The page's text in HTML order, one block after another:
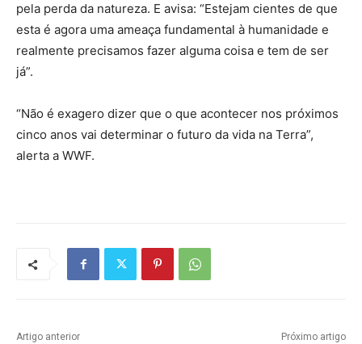
pela perda da natureza. E avisa: “Estejam cientes de que
esta é agora uma ameaça fundamental à humanidade e
realmente precisamos fazer alguma coisa e tem de ser
já”.
“Não é exagero dizer que o que acontecer nos próximos
cinco anos vai determinar o futuro da vida na Terra”,
alerta a WWF.
Artigo anterior Próximo artigo